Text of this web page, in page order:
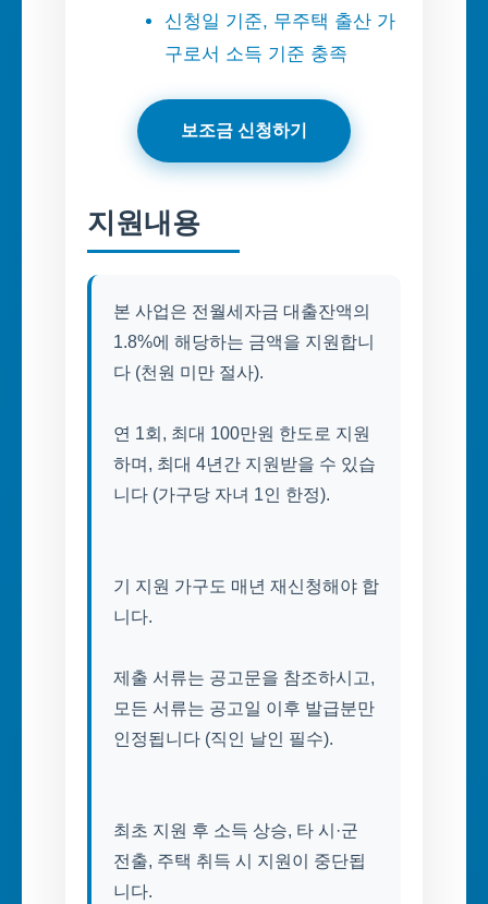
신청일 기준, 무주택 출산 가
구로서 소득 기준 충족
보조금 신청하기
지원내용
본 사업은 전월세자금 대출잔액의
1.8%에 해당하는 금액을 지원합니
다 (천원 미만 절사).
연 1회, 최대 100만원 한도로 지원
하며, 최대 4년간 지원받을 수 있습
니다 (가구당 자녀 1인 한정).
기 지원 가구도 매년 재신청해야 합
니다.
제출 서류는 공고문을 참조하시고,
모든 서류는 공고일 이후 발급분만
인정됩니다 (직인 날인 필수).
최초 지원 후 소득 상승, 타 시·군
전출, 주택 취득 시 지원이 중단됩
니다.